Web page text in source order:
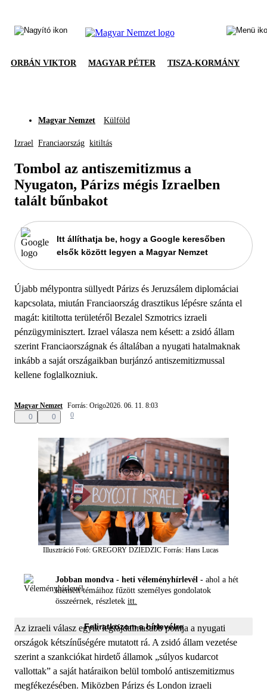
ORBÁN VIKTOR MAGYAR PÉTER TISZA-KORMÁNY
Magyar Nemzet Külföld
Izrael Franciaország kitiltás
Tombol az antiszemitizmus a
Nyugaton, Párizs mégis Izraelben
talált bűnbakot
Itt állíthatja be, hogy a Google keresőben
elsők között legyen a Magyar Nemzet
Újabb mélypontra süllyedt Párizs és Jeruzsálem diplomáciai
kapcsolata, miután Franciaország drasztikus lépésre szánta el
magát: kitiltotta területéről Bezalel Szmotrics izraeli
pénzügyminisztert. Izrael válasza nem késett: a zsidó állam
szerint Franciaországnak és általában a nyugati hatalmaknak
inkább a saját országaikban burjánzó antiszemitizmussal
kellene foglalkozniuk.
Magyar Nemzet Forrás: Origo2026. 06. 11. 8:03
0
0 0
Illusztráció Fotó: GREGORY DZIEDZIC Forrás: Hans Lucas
Jobban mondva - heti véleményhírlevél - ahol a hét
kiemelt témáihoz fűzött személyes gondolatok
összeérnek, részletek itt.
Feliratkozom a hírlevélre
Az izraeli válasz egyik legfájdalmasabb pontja a nyugati
országok kétszínűségére mutatott rá. A zsidó állam vezetése
szerint a szankciókat hirdető államok „súlyos kudarcot
vallottak” a saját határaikon belül tomboló antiszemitizmus
megfékezésében. Miközben Párizs és London izraeli